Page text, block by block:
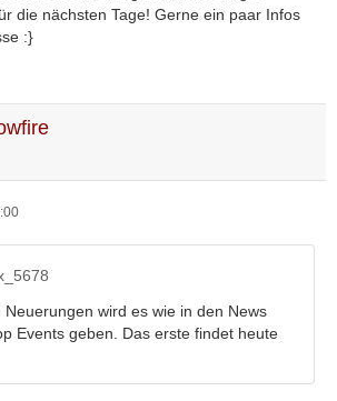
die nächsten Tage! Gerne ein paar Infos
:}
wird es wie in den News
Events geben. Das erste findet heute